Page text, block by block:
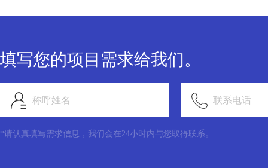
填写您的项目需求给我们。
称呼姓名 联系电话
*请认真填写需求信息，我们会在24小时内与您取得联系。